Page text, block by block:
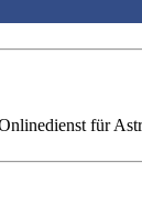
für